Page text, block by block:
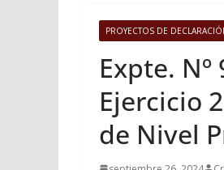
PROYECTOS DE
Expte.
Ejercicio
de Nivel